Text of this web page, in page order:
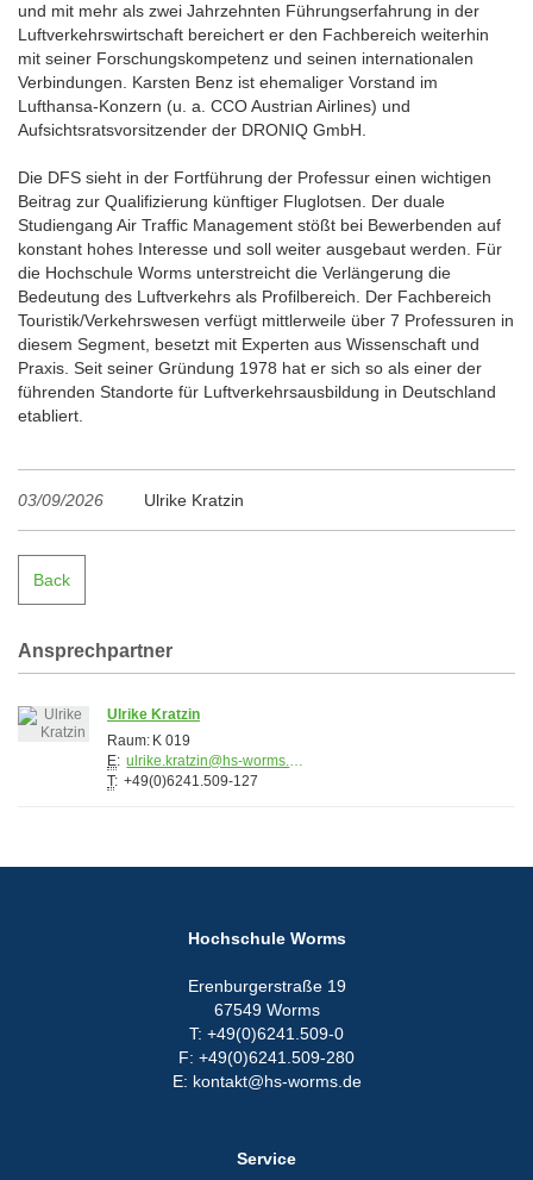
und mit mehr als zwei Jahrzehnten Führungserfahrung in der
Luftverkehrswirtschaft bereichert er den Fachbereich weiterhin
mit seiner Forschungskompetenz und seinen internationalen
Verbindungen. Karsten Benz ist ehemaliger Vorstand im
Lufthansa-Konzern (u. a. CCO Austrian Airlines) und
Aufsichtsratsvorsitzender der DRONIQ GmbH.
Die DFS sieht in der Fortführung der Professur einen wichtigen
Beitrag zur Qualifizierung künftiger Fluglotsen. Der duale
Studiengang Air Traffic Management stößt bei Bewerbenden auf
konstant hohes Interesse und soll weiter ausgebaut werden. Für
die Hochschule Worms unterstreicht die Verlängerung die
Bedeutung des Luftverkehrs als Profilbereich. Der Fachbereich
Touristik/Verkehrswesen verfügt mittlerweile über 7 Professuren in
diesem Segment, besetzt mit Experten aus Wissenschaft und
Praxis. Seit seiner Gründung 1978 hat er sich so als einer der
führenden Standorte für Luftverkehrsausbildung in Deutschland
etabliert.
03/09/2026 Ulrike Kratzin
Back
Ansprechpartner
Ulrike Kratzin
Raum: K 019
E:
ulrike.kratzin@hs-worms.de
T: +49(0)6241.509-127
Hochschule Worms
Erenburgerstraße 19
67549 Worms
T: +49(0)6241.509-0
F: +49(0)6241.509-280
E: kontakt@hs-worms.de
Service